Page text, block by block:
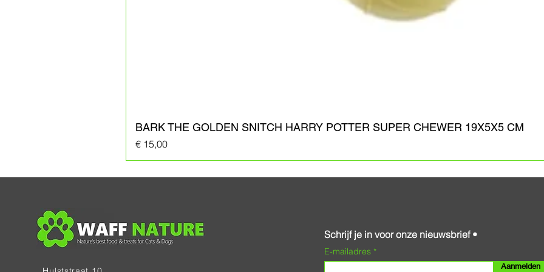
BARK THE GOLDEN SNITCH HARRY POTTER SUPER CHEWER 19X5X5 CM
Prijs
€ 15,00
Schrijf je in voor onze nieuwsbrief •
E-mailadres
Aanmelden